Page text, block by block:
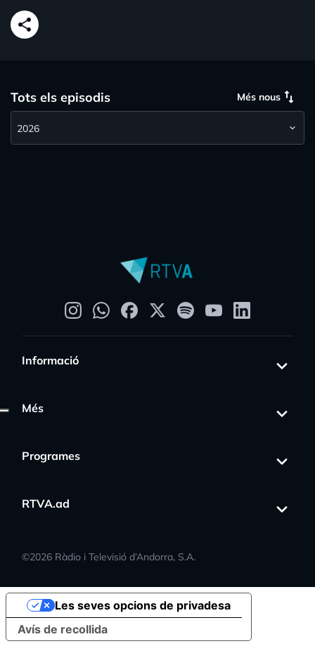
share
Tots els episodis Més nous swap_vert
Informació
Més
Programes
RTVA.ad
©2026 Ràdio i Televisió d’Andorra, S.A.
Avís de recollida
Les seves opcions de privadesa